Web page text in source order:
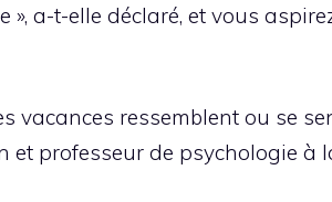
», a-t-elle déclaré, et vous
vacances ressemblent ou se
professeur de psychologie à